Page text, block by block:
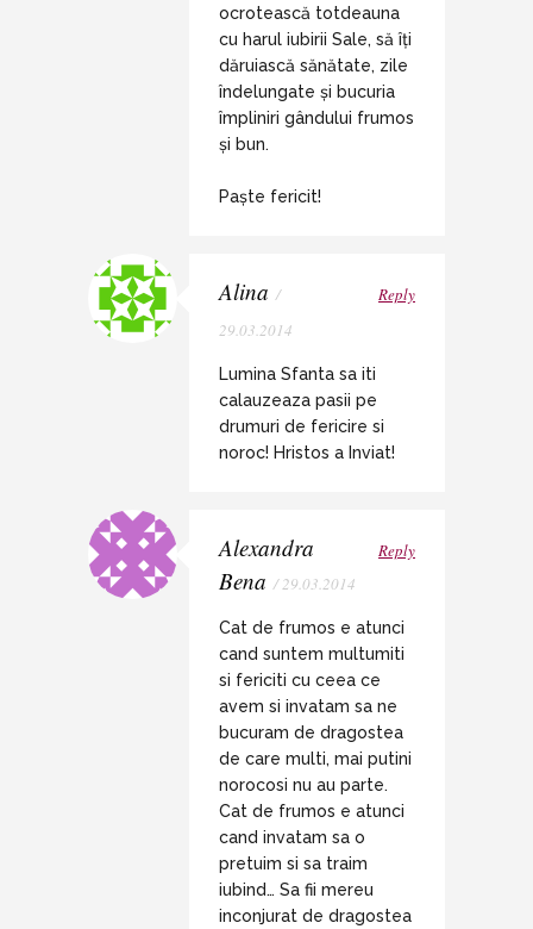
ocrotească totdeauna
cu harul iubirii Sale, să îți
dăruiască sănătate, zile
îndelungate și bucuria
împliniri gândului frumos
și bun.
Paște fericit!
Alina /
29.03.2014
Reply
Lumina Sfanta sa iti
calauzeaza pasii pe
drumuri de fericire si
noroc! Hristos a Inviat!
Alexandra
Bena / 29.03.2014
Reply
Cat de frumos e atunci
cand suntem multumiti
si fericiti cu ceea ce
avem si invatam sa ne
bucuram de dragostea
de care multi, mai putini
norocosi nu au parte.
Cat de frumos e atunci
cand invatam sa o
pretuim si sa traim
iubind… Sa fii mereu
inconjurat de dragostea